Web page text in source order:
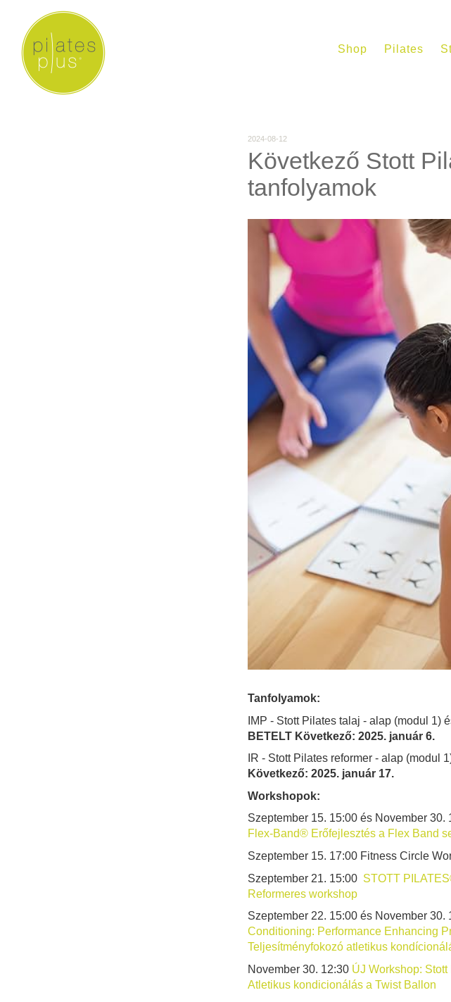
Shop Pilates
2024-08-12
Következő Stott
tanfolyamok
Tanfolyamok:
IMP - Stott Pilates talaj - alap (modul 1)
BETELT Következő: 2025. január 6.
IR - Stott Pilates reformer - alap (modul
Következő: 2025. január 17.
Workshopok:
Szeptember 15. 15:00 és November 30.
Flex-Band® Erőfejlesztés a Flex Band
Szeptember 15. 17:00 Fitness Circle
Szeptember 21. 15:00 STOTT
Reformeres workshop
Szeptember 22. 15:00 és November 30.
Conditioning: Performance Enhancing
Teljesítményfokozó atletikus
November 30. 12:30 ÚJ Workshop:
Atletikus kondicionálás a Twist Ballon